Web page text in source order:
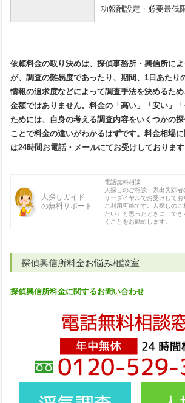
功報酬設定・必要最低
依頼料金の取り決めは、探偵事務所・興信所に
が、調査の難易度であったり、期間、1日あたり
情報の追求度などによって調査手法を決めるた
金額ではありません。料金の「高い」「安い」
ためには、自身の考える調査内容をいくつかの
ことで料金の違いがわかるはずです。料金相場
は24時間お電話・メールにてお受けしております
人探しガイド
の無料サポート
電話無料相談
人探しのご相談・家出失踪
リーダイヤルでお受けして
ご利用可能です。人探しのご
たい」と思ったときに、で
くことをお勧めします。
探偵興信所料金お悩み相談室
探偵興信所料金に関するお問い合わせ